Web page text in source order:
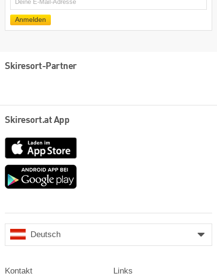
E-
Anmelden
Skiresort-Partner
Skiresort.at App
App
Store
Google
Deutsch
Kontakt Links